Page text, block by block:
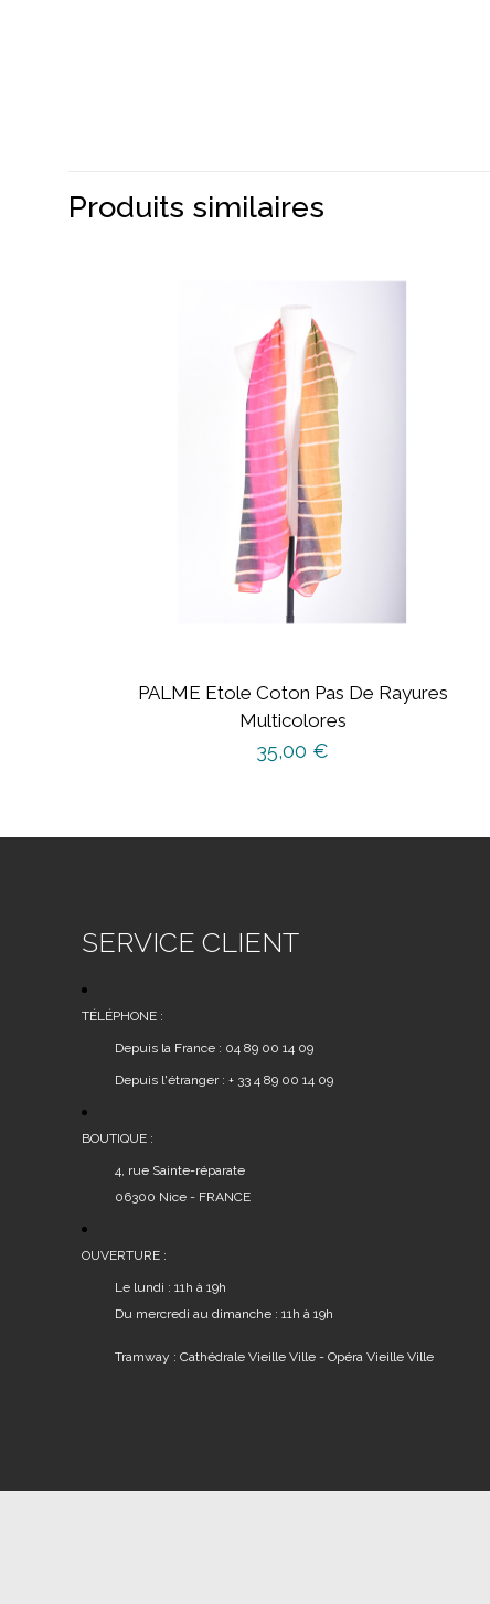
Produits similaires
PALME Etole Coton Pas De Rayures
Multicolores
35,00 €
SERVICE CLIENT
TÉLÉPHONE :
Depuis la France : 04 89 00 14 09
Depuis l'étranger : + 33 4 89 00 14 09
BOUTIQUE :
4, rue Sainte-réparate
06300 Nice - FRANCE
OUVERTURE :
Le lundi : 11h à 19h
Du mercredi au dimanche : 11h à 19h
Tramway : Cathédrale Vieille Ville - Opéra Vieille Ville